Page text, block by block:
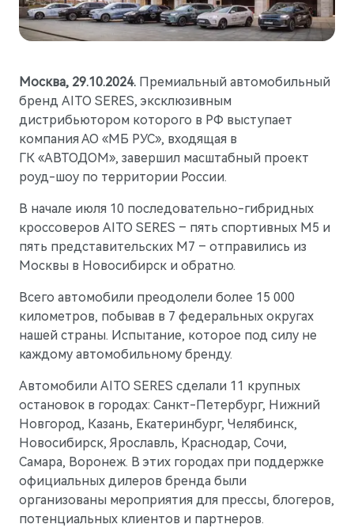
M7Представительский кроссовер
от 6 090 000 ₽
AITO
M5
Москва, 29.10.2024. Премиальный автомобильный
бренд AITO SERES, эксклюзивным
дистрибьютором которого в РФ выступает
компания АО «МБ РУС», входящая в
ГК «АВТОДОМ», завершил масштабный проект
роуд-шоу по территории России.
В начале июля 10 последовательно-гибридных
кроссоверов AITO SERES – пять спортивных М5 и
пять представительских М7 – отправились из
Москвы в Новосибирск и обратно.
Всего автомобили преодолели более 15 000
километров, побывав в 7 федеральных округах
нашей страны. Испытание, которое под силу не
каждому автомобильному бренду.
Автомобили AITO SERES сделали 11 крупных
остановок в городах: Санкт-Петербург, Нижний
Новгород, Казань, Екатеринбург, Челябинск,
Новосибирск, Ярославль, Краснодар, Сочи,
Самара, Воронеж. В этих городах при поддержке
официальных дилеров бренда были
организованы мероприятия для прессы, блогеров,
потенциальных клиентов и партнеров.